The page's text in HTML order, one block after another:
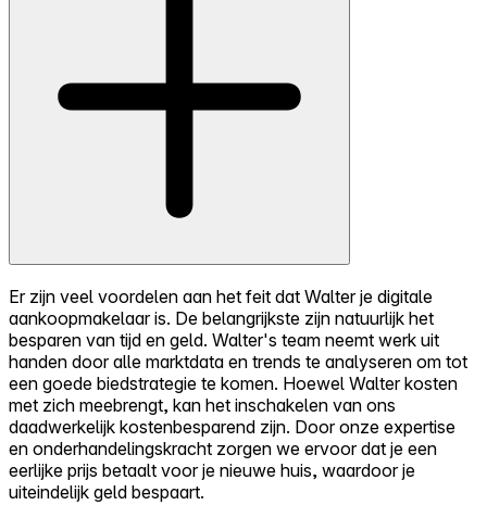
Er zijn veel voordelen aan het feit dat Walter je digitale
aankoopmakelaar is. De belangrijkste zijn natuurlijk het
besparen van tijd en geld. Walter's team neemt werk uit
handen door alle marktdata en trends te analyseren om tot
een goede biedstrategie te komen. Hoewel Walter kosten
met zich meebrengt, kan het inschakelen van ons
daadwerkelijk kostenbesparend zijn. Door onze expertise
en onderhandelingskracht zorgen we ervoor dat je een
eerlijke prijs betaalt voor je nieuwe huis, waardoor je
uiteindelijk geld bespaart.